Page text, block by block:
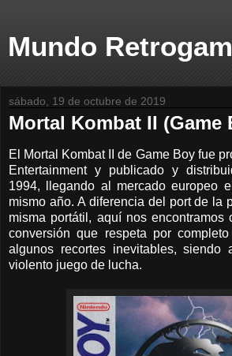
Mundo
sábado, 19 de octubre de 2019
Mortal Kombat II (Game
El Mortal Kombat II de Game Boy fue
Entertainment y publicado y
1994, llegando al mercado europeo
mismo año. A diferencia del port de la
misma portátil, aquí nos encontramos
conversión que respeta por
algunos recortes inevitables,
violento juego de lucha.